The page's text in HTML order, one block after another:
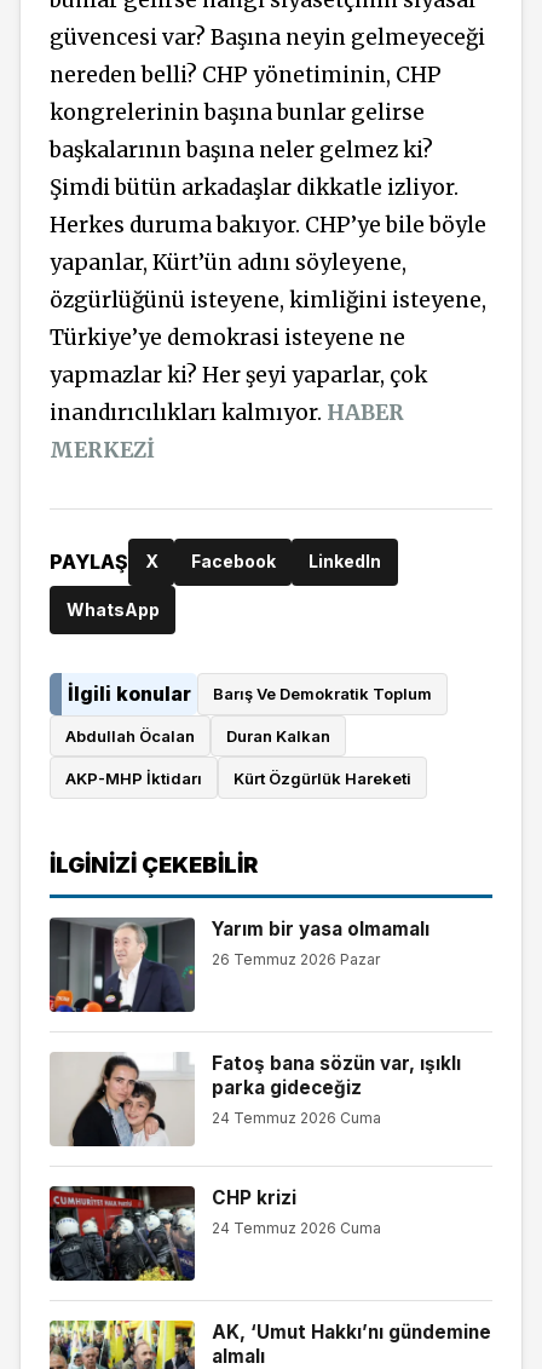
güvencesi var? Başına neyin gelmeyeceği
nereden belli? CHP yönetiminin, CHP
kongrelerinin başına bunlar gelirse
başkalarının başına neler gelmez ki?
Şimdi bütün arkadaşlar dikkatle izliyor.
Herkes duruma bakıyor. CHP’ye bile böyle
yapanlar, Kürt’ün adını söyleyene,
özgürlüğünü isteyene, kimliğini isteyene,
Türkiye’ye demokrasi isteyene ne
yapmazlar ki? Her şeyi yaparlar, çok
inandırıcılıkları kalmıyor. HABER
MERKEZİ
PAYLAŞ X Facebook LinkedIn
WhatsApp
İlgili konular Barış Ve Demokratik Toplum
Abdullah Öcalan Duran Kalkan
AKP-MHP İktidarı Kürt Özgürlük Hareketi
İLGINIZI ÇEKEBILIR
Yarım bir yasa olmamalı
26 Temmuz 2026 Pazar
Fatoş bana sözün var, ışıklı
parka gideceğiz
24 Temmuz 2026 Cuma
CHP krizi
24 Temmuz 2026 Cuma
AK, ‘Umut Hakkı’nı gündemine
almalı